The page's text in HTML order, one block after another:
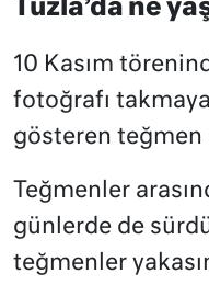
Tuzla’da ne
10 Kasım
fotoğrafı
gösteren teğmen
Teğmenler
günlerde de
teğmenler